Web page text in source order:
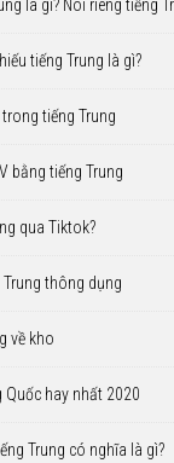
là gì? Nói riêng tiếng
tiếng Trung là gì?
tiếng Trung
bằng tiếng Trung
qua Tiktok?
thông dụng
về kho
Quốc hay nhất 2020
Trung có nghĩa là gì?